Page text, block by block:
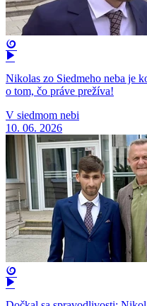
Nikolas zo Siedmeho neba je
o tom, čo práve prežíva!
V siedmom nebi
10. 06. 2026